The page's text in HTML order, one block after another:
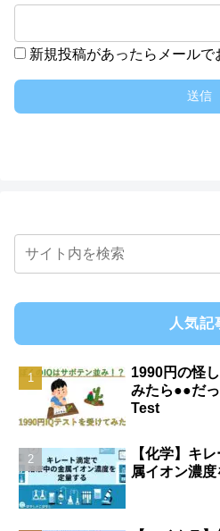
新規投稿があったらメールで
人気記
1990円の怪
みたら●●だ
Test
【化学】キ
属イオン濃